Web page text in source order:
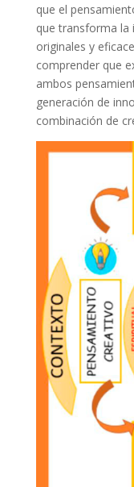
que el
que transforma la
originales y
comprender que
ambos
generación de
combinación de